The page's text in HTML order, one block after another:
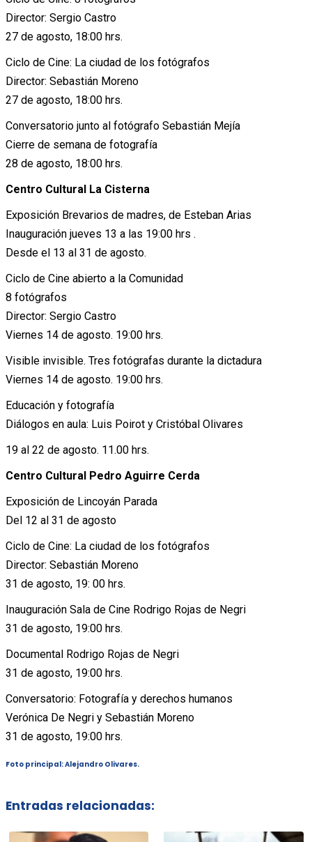
Director: Sergio Castro
27 de agosto, 18:00 hrs.
Ciclo de Cine: La ciudad de los fotógrafos
Director: Sebastián Moreno
27 de agosto, 18:00 hrs.
Conversatorio junto al fotógrafo Sebastián Mejía
Cierre de semana de fotografía
28 de agosto, 18:00 hrs.
Centro Cultural La Cisterna
Exposición Brevarios de madres, de Esteban Arias
Inauguración jueves 13 a las 19:00 hrs .
Desde el 13 al 31 de agosto.
Ciclo de Cine abierto a la Comunidad
8 fotógrafos
Director: Sergio Castro
Viernes 14 de agosto. 19:00 hrs.
Visible invisible. Tres fotógrafas durante la dictadura
Viernes 14 de agosto. 19:00 hrs.
Educación y fotografía
Diálogos en aula: Luis Poirot y Cristóbal Olivares
19 al 22 de agosto. 11.00 hrs.
Centro Cultural Pedro Aguirre Cerda
Exposición de Lincoyán Parada
Del 12 al 31 de agosto
Ciclo de Cine: La ciudad de los fotógrafos
Director: Sebastián Moreno
31 de agosto, 19: 00 hrs.
Inauguración Sala de Cine Rodrigo Rojas de Negri
31 de agosto, 19:00 hrs.
Documental Rodrigo Rojas de Negri
31 de agosto, 19:00 hrs.
Conversatorio: Fotografía y derechos humanos
Verónica De Negri y Sebastián Moreno
31 de agosto, 19:00 hrs.
Foto principal: Alejandro Olivares.
Entradas relacionadas: